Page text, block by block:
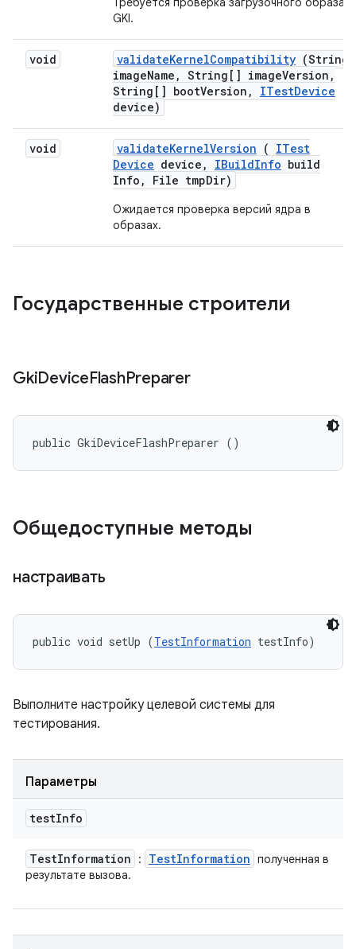
GKI.
void validateKernelCompatibility (String
imageName , String[] imageVersion ,
String[] bootVersion , ITestDevice
device)
void validateKernelVersion ( ITest
Device device , IBuildInfo build
Info , File tmpDir)
Ожидается проверка версий ядра в
образах.
Государственные строители
GkiDeviceFlashPreparer
public GkiDeviceFlashPreparer ()
Общедоступные методы
настраивать
public void setUp (TestInformation testInfo)
Выполните настройку целевой системы для
тестирования.
Параметры
testInfo
TestInformation : TestInformation полученная в
результате вызова.